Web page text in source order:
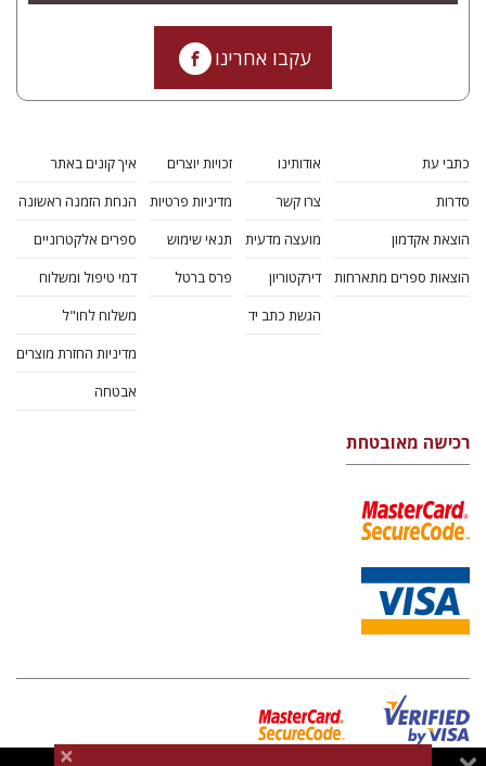
עקבו אחרינו
כתבי עת
סדרות
הוצאת אקדמון
הוצאות ספרים מתארחות
אודותינו
צרו קשר
מועצה מדעית
דירקטוריון
הגשת כתב יד
זכויות יוצרים
מדיניות פרטיות
תנאי שימוש
פרס ברטל
איך קונים באתר
הנחת הזמנה ראשונה
ספרים אלקטרוניים
דמי טיפול ומשלוח
משלוח לחו"ל
מדיניות החזרת מוצרים
אבטחה
רכישה מאובטחת